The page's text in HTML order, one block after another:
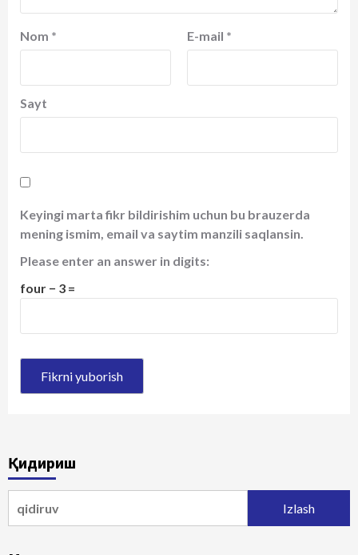
Nom * E-mail *
Sayt
Keyingi marta fikr bildirishim uchun bu brauzerda
mening ismim, email va saytim manzili saqlansin.
Please enter an answer in digits:
four − 3 =
Қидириш